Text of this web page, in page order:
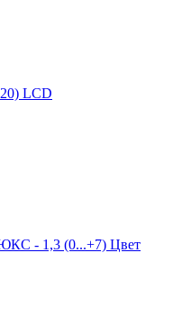
LCD
- 1,3 (0...+7) Цвет